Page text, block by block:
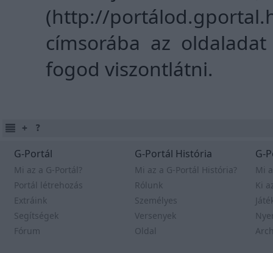
(http://
címsorába az
fogod viszontlátni.
G-Portál
Mi az a G-Portál?
Portál létrehozás
Extráink
Segítségek
Fórum
G-Portál História
Mi az a G-Portál História?
Rólunk
Személyes
Versenyek
Oldal
G-
Mi
Ki